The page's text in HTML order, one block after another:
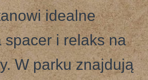
idealne
spacer i relaks na
W parku znajdują